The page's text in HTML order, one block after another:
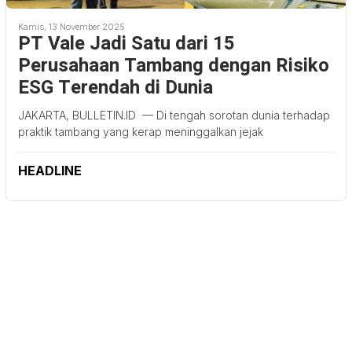
Kamis, 13 November 2025
PT Vale Jadi Satu dari 15
Perusahaan Tambang dengan Risiko
ESG Terendah di Dunia
JAKARTA, BULLETIN.ID — Di tengah sorotan dunia terhadap
praktik tambang yang kerap meninggalkan jejak
HEADLINE